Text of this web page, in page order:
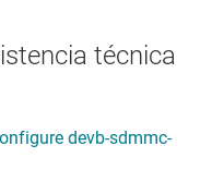
técnica